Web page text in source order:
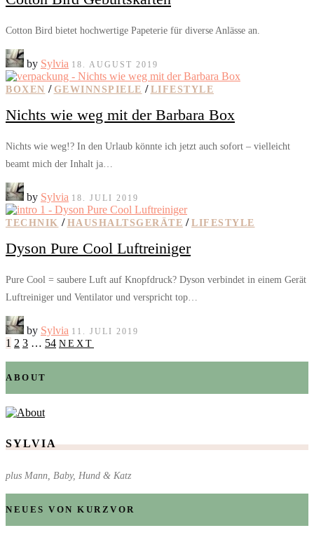
Cotton Bird bietet hochwertige Papeterie für diverse Anlässe an.
by Sylvia 18. AUGUST 2019
BOXEN / GEWINNSPIELE / LIFESTYLE
Nichts wie weg mit der Barbara Box
Nichts wie weg!? In den Urlaub könnte ich jetzt auch sofort – vielleicht
beamt mich der Inhalt ja…
by Sylvia 18. JULI 2019
TECHNIK / HAUSHALTSGERÄTE / LIFESTYLE
Dyson Pure Cool Luftreiniger
Pure Cool = saubere Luft auf Knopfdruck? Dyson verbindet in einem Gerät
Luftreiniger und Ventilator und verspricht top…
by Sylvia 11. JULI 2019
1 2 3 … 54 NEXT
ABOUT
SYLVIA
plus Mann, Baby, Hund & Katz
NEUES VON KURZVOR